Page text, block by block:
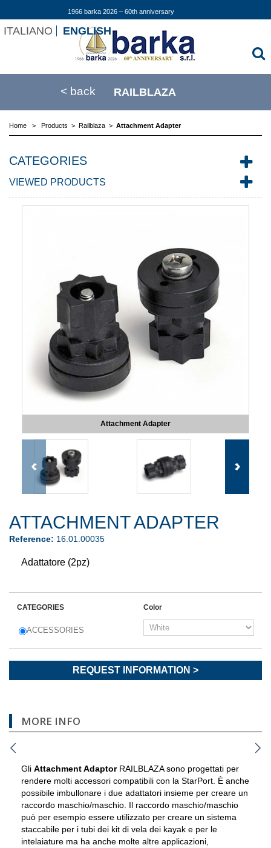
1966 barka 2026 – 60th anniversary
ITALIANO ENGLISH
< back RAILBLAZA
Home > Products > Railblaza > Attachment Adapter
CATEGORIES
VIEWED PRODUCTS
Attachment Adapter
ATTACHMENT ADAPTER
Reference: 16.01.00035
Adattatore (2pz)
CATEGORIES
ACCESSORIES
Color
REQUEST INFORMATION >
MORE INFO
Gli Attachment Adaptor RAILBLAZA sono progettati per
rendere molti accessori compatibili con la StarPort. È anche
possibile imbullonare i due adattatori insieme per creare un
raccordo maschio/maschio. Il raccordo maschio/maschio
può per esempio essere utilizzato per creare un sistema
staccabile per i tubi dei kit di vela dei kayak e per le
intelaiature ma ha anche molte altre applicazioni,